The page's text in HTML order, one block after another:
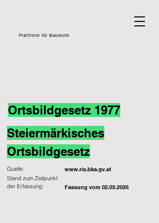
Plattform für Baurecht
Ortsbildgesetz 1977
Steiermärkisches
Ortsbildgesetz
Quelle: www.ris.bka.gv.at
Fassung vom 02.03.2026
Stand zum Zeitpunkt
der Erfassung: